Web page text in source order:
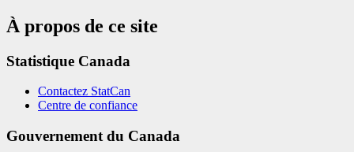
À propos de ce site
Statistique Canada
Contactez StatCan
Centre de confiance
Gouvernement du Canada